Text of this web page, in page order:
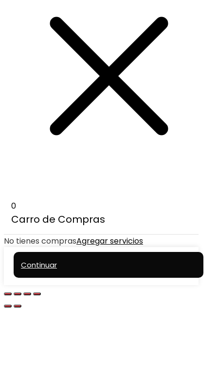
0
Carro de Compras
No tienes comprasAgregar servicios
Continuar